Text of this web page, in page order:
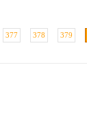
377 378 379